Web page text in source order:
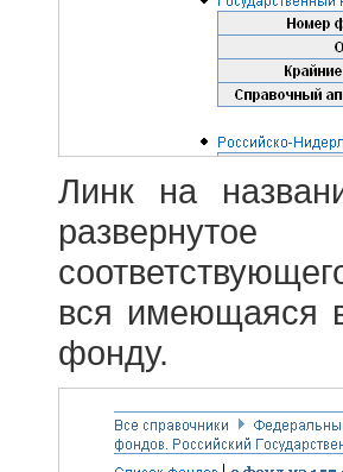
Линк на
вся имеющаяся
фонду.